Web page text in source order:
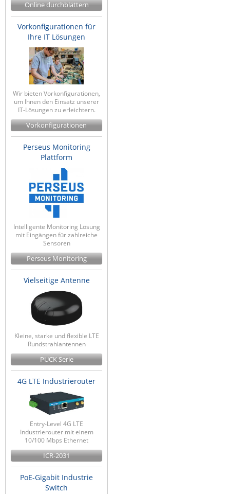
Westermo
Yuasa
ZPE Systems
News zu unseren Herstellern
Online durchblättern
Vorkonfigurationen für
Ihre IT Lösungen
Wir bieten Vorkonfigurationen,
um Ihnen den Einsatz unserer
IT-Lösungen zu erleichtern.
Vorkonfigurationen
Perseus Monitoring
Plattform
Intelligente Monitoring Lösung
mit Eingängen für zahlreiche
Sensoren
Perseus Monitoring
Vielseitige Antenne
Kleine, starke und flexible LTE
Rundstrahlantennen
PUCK Serie
4G LTE Industrierouter
Entry-Level 4G LTE
Industrierouter mit einem
10/100 Mbps Ethernet
ICR-2031
PoE-Gigabit Industrie
Switch